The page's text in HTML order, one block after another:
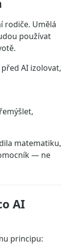
rodiče. Umělá
používat
AI izolovat,
matematiku,
— ne
AI
principu: